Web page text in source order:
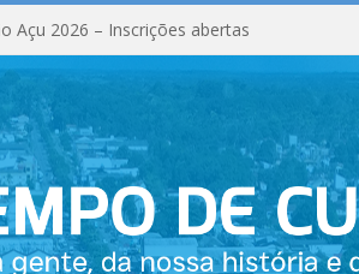
Açu 2026 – Inscrições abertas